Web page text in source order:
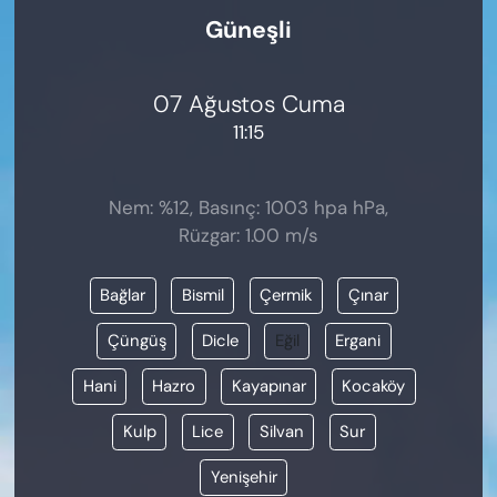
Güneşli
07 Ağustos Cuma
11:15
Nem: %12, Basınç: 1003 hpa hPa,
Rüzgar: 1.00 m/s
Bağlar Bismil Çermik Çınar
Çüngüş Dicle Eğil Ergani
Hani Hazro Kayapınar Kocaköy
Kulp Lice Silvan Sur
Yenişehir
ÖZEL HABER
SİYASET
VAN VE DİYARBAKIR HABERLERİ